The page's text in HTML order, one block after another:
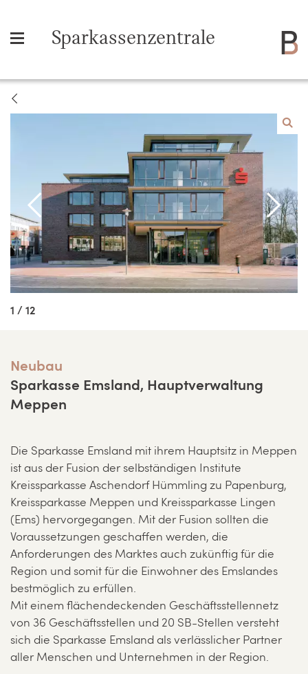
Sparkassenzentrale
1 / 12
Neubau
Sparkasse Emsland, Hauptverwaltung
Meppen
Die Sparkasse Emsland mit ihrem Hauptsitz in Meppen
ist aus der Fusion der selbständigen Institute
Kreissparkasse Aschendorf Hümmling zu Papenburg,
Kreissparkasse Meppen und Kreissparkasse Lingen
(Ems) hervorgegangen. Mit der Fusion sollten die
Voraussetzungen geschaffen werden, die
Anforderungen des Marktes auch zukünftig für die
Region und somit für die Einwohner des Emslandes
bestmöglich zu erfüllen.
Mit einem flächendeckenden Geschäftsstellennetz
von 36 Geschäftsstellen und 20 SB-Stellen versteht
sich die Sparkasse Emsland als verlässlicher Partner
aller Menschen und Unternehmen in der Region.